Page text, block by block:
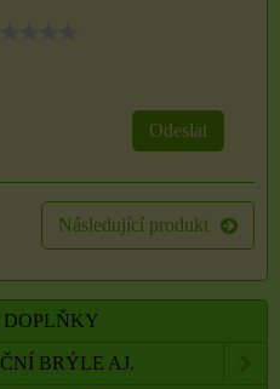
Odeslat
Následující produkt
BRÝLE AJ.